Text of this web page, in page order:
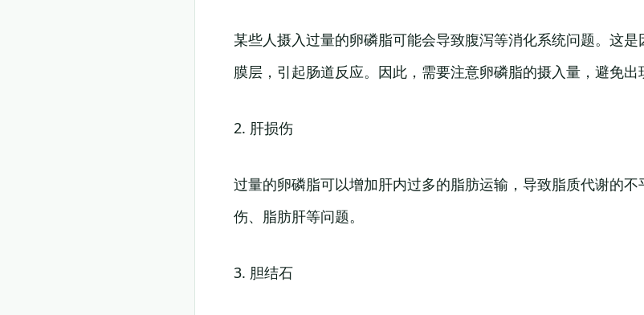
某些人摄入过量的卵磷脂可能会导致腹泻等消化系统问题。这
膜层，引起肠道反应。因此，需要注意卵磷脂的摄入量，避免出
2. 肝损伤
过量的卵磷脂可以增加肝内过多的脂肪运输，导致脂质代谢的
伤、脂肪肝等问题。
3. 胆结石